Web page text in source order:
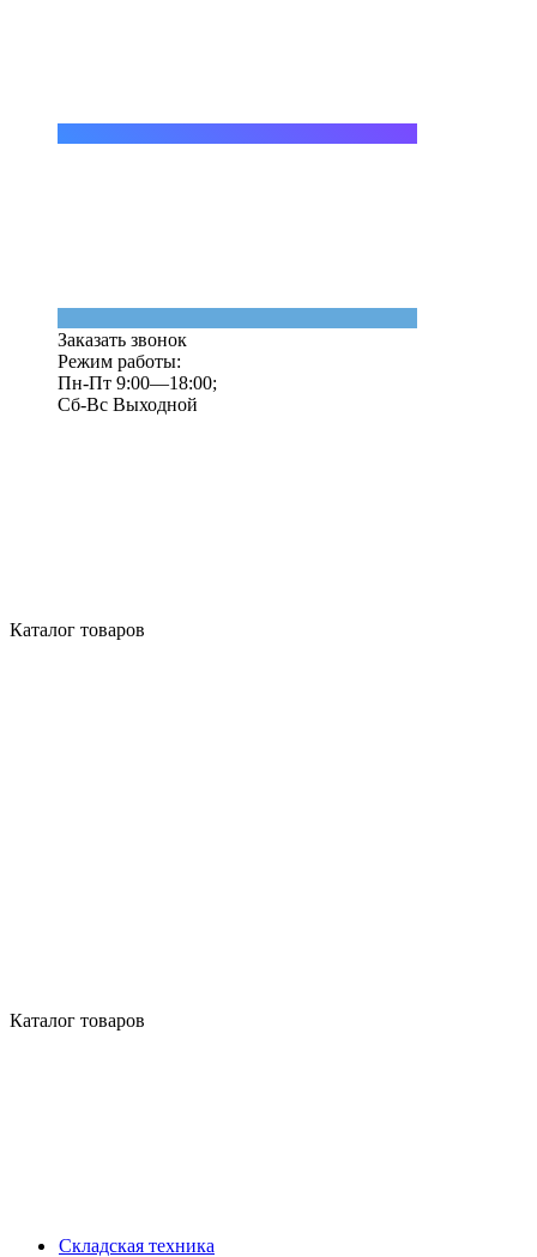
Заказать звонок
Режим работы:
Пн-Пт 9:00—18:00;
Сб-Вс Выходной
Каталог товаров
Каталог товаров
Складская техника